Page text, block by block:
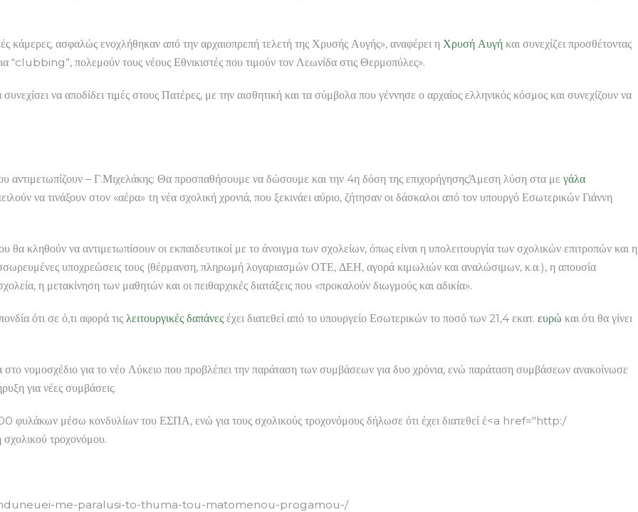
κάμερες, ασφαλώς ενοχλήθηκαν από την αρχαιοπρεπή τελετή της Χρυσής Αυγής», αναφέρει η Χρυσή Αυγή και συνεχίζει προσθέτοντας
“clubbing”, πολεμούν τους νέους Εθνικιστές που τιμούν τον Λεωνίδα στις Θερμοπύλες».
να αποδίδει τιμές στους Πατέρες, με την αισθητική και τα σύμβολα που γέννησε ο αρχαίος ελληνικός κόσμος και συνεχίζουν να
αντιμετωπίζουν – Γ.Μιχελάκης: Θα προσπαθήσουμε να δώσουμε και την 4η δόση της επιχορήγησηςΆμεση λύση στα με γάλα
να τινάξουν στον «αέρα» τη νέα σχολική χρονιά, που ξεκινάει αύριο, ζήτησαν οι δάσκαλοι από τον υπουργό Εσωτερικών Γιάννη
κληθούν να αντιμετωπίσουν οι εκπαιδευτικοί με το άνοιγμα των σχολείων, όπως είναι η υπολειτουργία των σχολικών επιτροπών και η
υποχρεώσεις τους (θέρμανση, πληρωμή λογαριασμών ΟΤΕ, ΔΕΗ, αγορά κιμωλιών και αναλώσιμων, κ.α.), η απουσία
η μετακίνηση των μαθητών και οι πειθαρχικές διατάξεις που «προκαλούν διωγμούς και αδικία».
ότι σε ό,τι αφορά τις λειτουργικές δαπάνες έχει διατεθεί από το υπουργείο Εσωτερικών το ποσό των 21,4 εκατ. ευρώ και ότι θα γίνει
στο νομοσχέδιο για το νέο Λύκειο που προβλέπει την παράταση των συμβάσεων για δυο χρόνια, ενώ παράταση συμβάσεων ανακοίνωσε
για νέες συμβάσεις.
φυλάκων μέσω κονδυλίων του ΕΣΠΑ, ενώ για τους σχολικούς τροχονόμους δήλωσε ότι έχει διατεθεί έ<a href="http:/
σχολικού τροχονόμου.
me-paralusi-to-thuma-tou-matomenou-progamou-/